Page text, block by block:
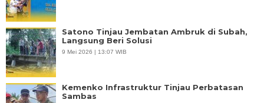
Satono Tinjau Jembatan Ambruk di Subah,
Langsung Beri Solusi
9 Mei 2026 | 13:07 WIB
Kemenko Infrastruktur Tinjau Perbatasan
Sambas